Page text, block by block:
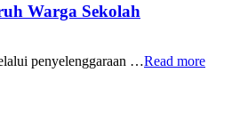
Warga Sekolah
penyelenggaraan …Read more